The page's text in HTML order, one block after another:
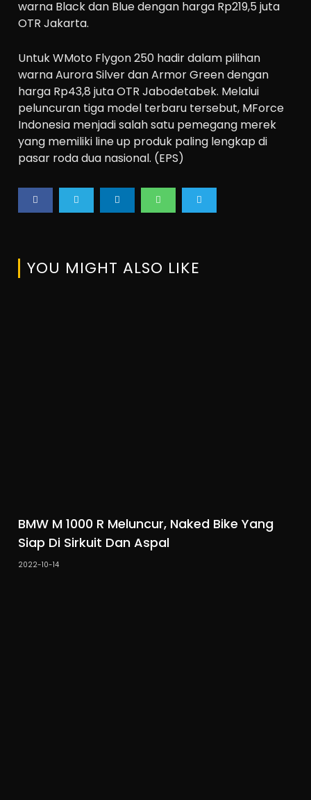
warna Black dan Blue dengan harga Rp219,5 juta
OTR Jakarta.
Untuk WMoto Flygon 250 hadir dalam pilihan
warna Aurora Silver dan Armor Green dengan
harga Rp43,8 juta OTR Jabodetabek. Melalui
peluncuran tiga model terbaru tersebut, MForce
Indonesia menjadi salah satu pemegang merek
yang memiliki line up produk paling lengkap di
pasar roda dua nasional. (EPS)
YOU MIGHT ALSO LIKE
BMW M 1000 R Meluncur, Naked Bike Yang
Siap Di Sirkuit Dan Aspal
2022-10-14